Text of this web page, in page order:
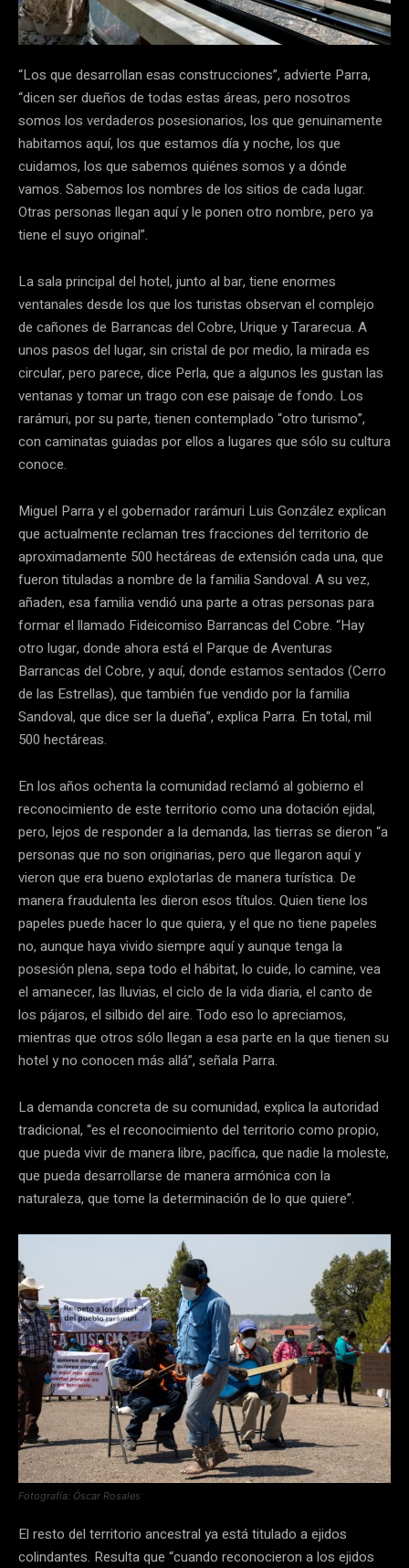
“Los que desarrollan esas construcciones”, advierte Parra,
“dicen ser dueños de todas estas áreas, pero nosotros
somos los verdaderos posesionarios, los que genuinamente
habitamos aquí, los que estamos día y noche, los que
cuidamos, los que sabemos quiénes somos y a dónde
vamos. Sabemos los nombres de los sitios de cada lugar.
Otras personas llegan aquí y le ponen otro nombre, pero ya
tiene el suyo original”.
La sala principal del hotel, junto al bar, tiene enormes
ventanales desde los que los turistas observan el complejo
de cañones de Barrancas del Cobre, Urique y Tararecua. A
unos pasos del lugar, sin cristal de por medio, la mirada es
circular, pero parece, dice Perla, que a algunos les gustan las
ventanas y tomar un trago con ese paisaje de fondo. Los
rarámuri, por su parte, tienen contemplado “otro turismo”,
con caminatas guiadas por ellos a lugares que sólo su cultura
conoce.
Miguel Parra y el gobernador rarámuri Luis González explican
que actualmente reclaman tres fracciones del territorio de
aproximadamente 500 hectáreas de extensión cada una, que
fueron tituladas a nombre de la familia Sandoval. A su vez,
añaden, esa familia vendió una parte a otras personas para
formar el llamado Fideicomiso Barrancas del Cobre. “Hay
otro lugar, donde ahora está el Parque de Aventuras
Barrancas del Cobre, y aquí, donde estamos sentados (Cerro
de las Estrellas), que también fue vendido por la familia
Sandoval, que dice ser la dueña”, explica Parra. En total, mil
500 hectáreas.
En los años ochenta la comunidad reclamó al gobierno el
reconocimiento de este territorio como una dotación ejidal,
pero, lejos de responder a la demanda, las tierras se dieron “a
personas que no son originarias, pero que llegaron aquí y
vieron que era bueno explotarlas de manera turística. De
manera fraudulenta les dieron esos títulos. Quien tiene los
papeles puede hacer lo que quiera, y el que no tiene papeles
no, aunque haya vivido siempre aquí y aunque tenga la
posesión plena, sepa todo el hábitat, lo cuide, lo camine, vea
el amanecer, las lluvias, el ciclo de la vida diaria, el canto de
los pájaros, el silbido del aire. Todo eso lo apreciamos,
mientras que otros sólo llegan a esa parte en la que tienen su
hotel y no conocen más allá”, señala Parra.
La demanda concreta de su comunidad, explica la autoridad
tradicional, “es el reconocimiento del territorio como propio,
que pueda vivir de manera libre, pacífica, que nadie la moleste,
que pueda desarrollarse de manera armónica con la
naturaleza, que tome la determinación de lo que quiere”.
Fotografía: Óscar Rosales
El resto del territorio ancestral ya está titulado a ejidos
colindantes. Resulta que “cuando reconocieron a los ejidos